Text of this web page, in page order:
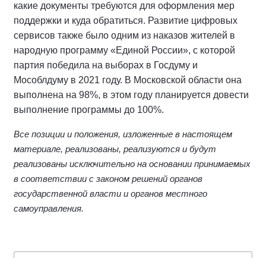
какие документы требуются для оформления мер
поддержки и куда обратиться. Развитие цифровых
сервисов также было одним из наказов жителей в
народную программу «Единой России», с которой
партия победила на выборах в Госдуму и
Мособлдуму в 2021 году. В Московской области она
выполнена на 98%, в этом году планируется довести
выполнение программы до 100%.
Все позиции и положения, изложенные в настоящем
материале, реализованы, реализуются и будут
реализованы исключительно на основании принимаемых
в соответствии с законом решений органов
государственной власти и органов местного
самоуправления.